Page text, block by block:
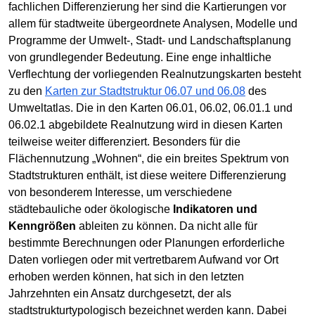
fachlichen Differenzierung her sind die Kartierungen vor
allem für stadtweite übergeordnete Analysen, Modelle und
Programme der Umwelt-, Stadt- und Landschaftsplanung
von grundlegender Bedeutung. Eine enge inhaltliche
Verflechtung der vorliegenden Realnutzungskarten besteht
zu den Karten zur Stadtstruktur 06.07 und 06.08 des
Umweltatlas. Die in den Karten 06.01, 06.02, 06.01.1 und
06.02.1 abgebildete Realnutzung wird in diesen Karten
teilweise weiter differenziert. Besonders für die
Flächennutzung „Wohnen“, die ein breites Spektrum von
Stadtstrukturen enthält, ist diese weitere Differenzierung
von besonderem Interesse, um verschiedene
städtebauliche oder ökologische Indikatoren und
Kenngrößen ableiten zu können. Da nicht alle für
bestimmte Berechnungen oder Planungen erforderliche
Daten vorliegen oder mit vertretbarem Aufwand vor Ort
erhoben werden können, hat sich in den letzten
Jahrzehnten ein Ansatz durchgesetzt, der als
stadtstrukturtypologisch bezeichnet werden kann. Dabei